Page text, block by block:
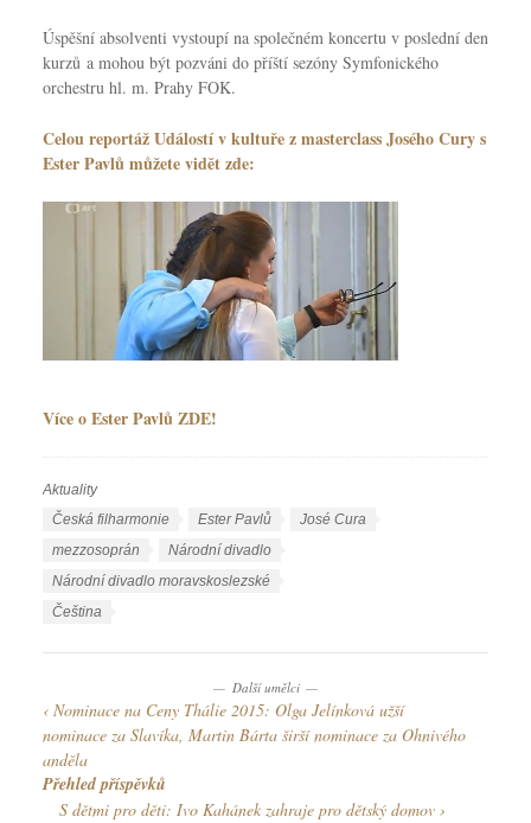
Úspěšní absolventi vystoupí na společném koncertu v poslední den
kurzů a mohou být pozváni do příští sezóny Symfonického
orchestru hl. m. Prahy FOK.
Celou reportáž Událostí v kultuře z masterclass Josého Cury s
Ester Pavlů můžete vidět zde:
Více o Ester Pavlů ZDE!
R
y
Aktuality
Š
y
Česká filharmonie Ester Pavlů
José Cura
mezzosoprán
Národní divadlo
Národní divadlo moravskoslezské
k
y
Čeština
Další umělci
Nominace na Ceny Thálie 2015: Olga Jelínková užší
nominace za Slavíka, Martin Bárta širší nominace za Ohnivého
anděla
Přehled příspěvků
S dětmi pro děti: Ivo Kahánek zahraje pro dětský domov